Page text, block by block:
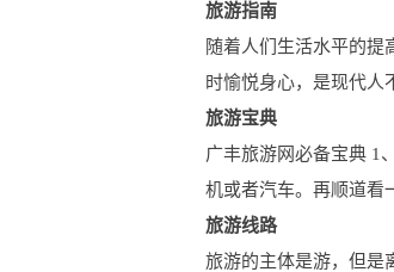
旅游指南
随着人们生活水平的提
时愉悦身心，是现代人
旅游宝典
广丰旅游网必备宝典 1
机或者汽车。再顺道看
旅游线路
旅游的主体是游，但是